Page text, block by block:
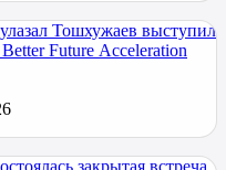
Тошхужаев выступил
Future Acceleration